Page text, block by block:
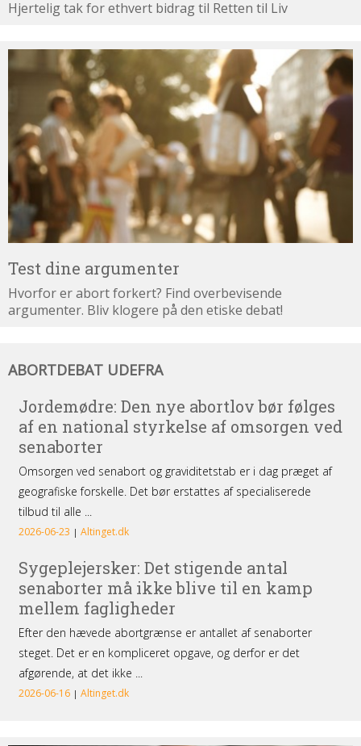
Hjertelig tak for ethvert bidrag til Retten til Liv
Test
dine
argumenter
Test dine argumenter
Hvorfor er abort forkert? Find overbevisende
argumenter. Bliv klogere på den etiske debat!
udefra
ABORTDEBAT UDEFRA